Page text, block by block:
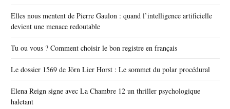
Elles nous mentent de Pierre Gaulon : quand l’intelligence artificielle
devient une menace redoutable
Tu ou vous ? Comment choisir le bon registre en français
Le dossier 1569 de Jörn Lier Horst : Le sommet du polar procédural
Elena Reign signe avec La Chambre 12 un thriller psychologique
haletant